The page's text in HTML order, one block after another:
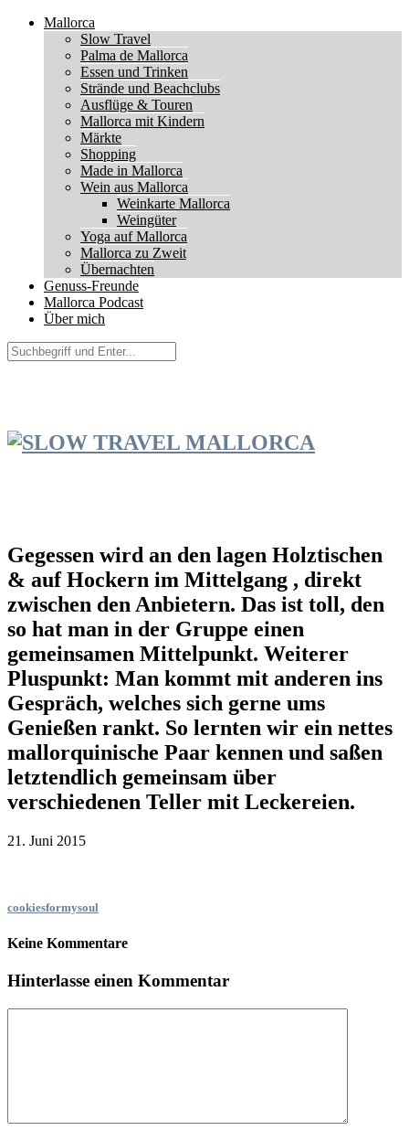
Mallorca
Slow Travel
Palma de Mallorca
Essen und Trinken
Strände und Beachclubs
Ausflüge & Touren
Mallorca mit Kindern
Märkte
Shopping
Made in Mallorca
Wein aus Mallorca
Weinkarte Mallorca
Weingüter
Yoga auf Mallorca
Mallorca zu Zweit
Übernachten
Genuss-Freunde
Mallorca Podcast
Über mich
Gegessen wird an den lagen Holztischen
& auf Hockern im Mittelgang , direkt
zwischen den Anbietern. Das ist toll, den
so hat man in der Gruppe einen
gemeinsamen Mittelpunkt. Weiterer
Pluspunkt: Man kommt mit anderen ins
Gespräch, welches sich gerne ums
Genießen rankt. So lernten wir ein nettes
mallorquinische Paar kennen und saßen
letztendlich gemeinsam über
verschiedenen Teller mit Leckereien.
21. Juni 2015
cookiesformysoul
Keine Kommentare
Hinterlasse einen Kommentar